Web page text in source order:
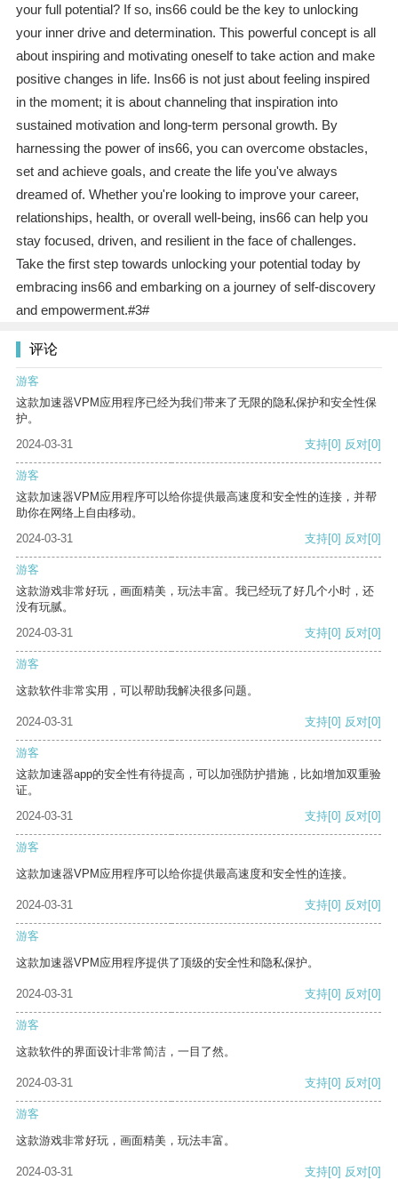
your full potential? If so, ins66 could be the key to unlocking
your inner drive and determination. This powerful concept is all
about inspiring and motivating oneself to take action and make
positive changes in life. Ins66 is not just about feeling inspired
in the moment; it is about channeling that inspiration into
sustained motivation and long-term personal growth. By
harnessing the power of ins66, you can overcome obstacles,
set and achieve goals, and create the life you've always
dreamed of. Whether you're looking to improve your career,
relationships, health, or overall well-being, ins66 can help you
stay focused, driven, and resilient in the face of challenges.
Take the first step towards unlocking your potential today by
embracing ins66 and embarking on a journey of self-discovery
and empowerment.#3#
评论
游客
这款加速器VPM应用程序已经为我们带来了无限的隐私保护和安全性保
护。
2024-03-31
支持[0] 反对[0]
游客
这款加速器VPM应用程序可以给你提供最高速度和安全性的连接，并帮
助你在网络上自由移动。
2024-03-31
支持[0] 反对[0]
游客
这款游戏非常好玩，画面精美，玩法丰富。我已经玩了好几个小时，还
没有玩腻。
2024-03-31
支持[0] 反对[0]
游客
这款软件非常实用，可以帮助我解决很多问题。
2024-03-31 支持[0] 反对[0]
游客
这款加速器app的安全性有待提高，可以加强防护措施，比如增加双重验
证。
2024-03-31
支持[0] 反对[0]
游客
这款加速器VPM应用程序可以给你提供最高速度和安全性的连接。
2024-03-31 支持[0] 反对[0]
游客
这款加速器VPM应用程序提供了顶级的安全性和隐私保护。
2024-03-31 支持[0] 反对[0]
游客
这款软件的界面设计非常简洁，一目了然。
2024-03-31 支持[0] 反对[0]
游客
这款游戏非常好玩，画面精美，玩法丰富。
2024-03-31 支持[0] 反对[0]